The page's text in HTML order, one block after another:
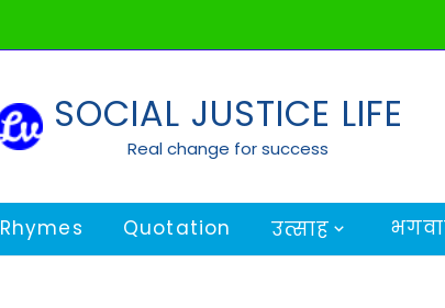
SOCIAL JUSTICE LIFE
Real change for success
Rhymes Quotation उत्साह